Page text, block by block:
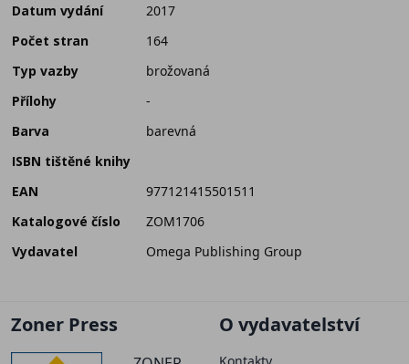
Datum vydání
2017
Počet stran
164
Typ vazby
brožovaná
Přílohy
-
Barva
barevná
ISBN tištěné knihy
EAN
977121415501511
Katalogové číslo
ZOM1706
Vydavatel
Omega Publishing Group
Zoner Press O vydavatelství